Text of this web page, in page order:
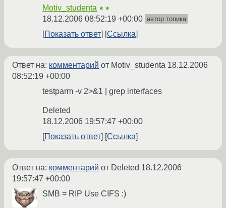
Motiv_studenta ★★
18.12.2006 08:52:19 +00:00 автор топика
Показать ответ Ссылка
Ответ на: комментарий от Motiv_studenta 18.12.2006
08:52:19 +00:00
testparm -v 2>&1 | grep interfaces
Deleted
18.12.2006 19:57:47 +00:00
Показать ответ
Ссылка
Ответ на: комментарий от Deleted 18.12.2006
19:57:47 +00:00
SMB = RIP Use CIFS :)